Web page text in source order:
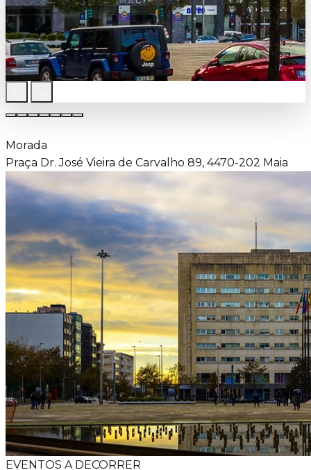
Morada
Praça Dr. José Vieira de Carvalho 89, 4470-202 Maia
EVENTOS A DECORRER